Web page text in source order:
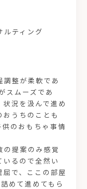
ルティング
整が柔軟であ
スムーズであ
況を汲んで進め
うちのことも
のおもちゃ事情
提案のみ感覚
るので全然い
で、ここの部屋
めて進めてもら